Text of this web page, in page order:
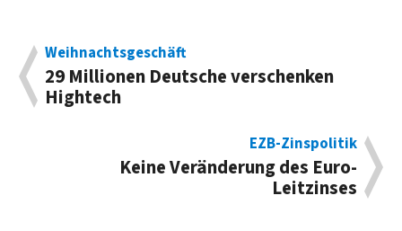
Weihnachtsgeschäft
29 Millionen Deutsche verschenken
Hightech
EZB-Zinspolitik
Keine Veränderung des Euro-
Leitzinses